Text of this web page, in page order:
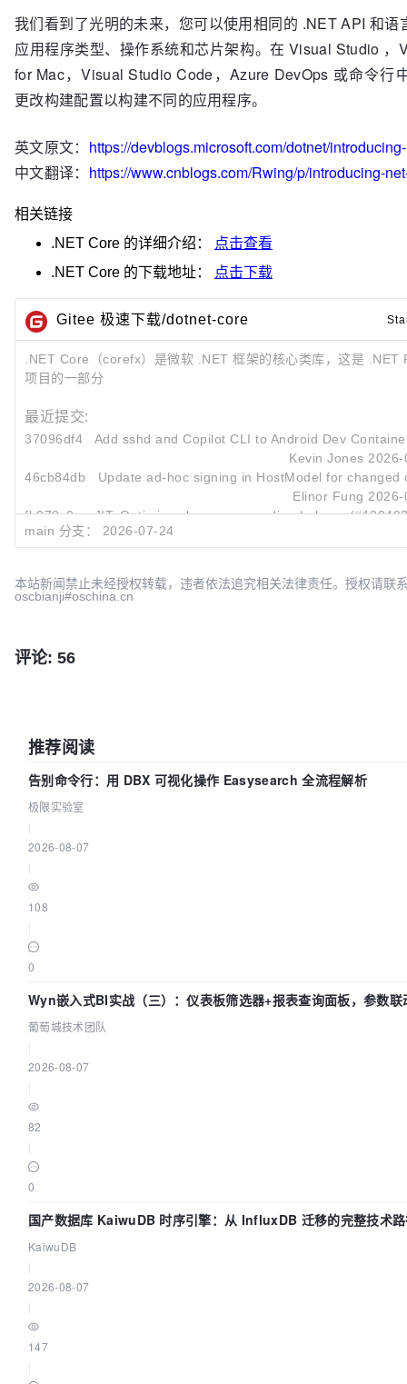
我们看到了光明的未来，您可以使用相同的 .NET API 和语
应用程序类型、操作系统和芯片架构。在 Visual Studio ，
for Mac，Visual Studio Code，Azure DevOps 或命令行
更改构建配置以构建不同的应用程序。
英文原文： https://devblogs.microsoft.com/dotnet/
中文翻译： https://www.cnblogs.com/Rwing/p/introducing-
相关链接
.NET Core 的详细介绍：
点击查看
.NET Core 的下载地址： 点击下载
Gitee 极速下载/dotnet-core
.NET Core（corefx）是微软 .NET 框架的核心类库，这是 .NET
项目的一部分
最近提交:
37096df4
Add sshd and Copilot CLI to Android Dev
Kevin Jones
46cb84db
Update ad-hoc signing in HostModel for changed
Elinor Fung
fb070c0e
JIT: Optimize always suspending helpers
main 分支： 2026-07-24
本站新闻禁止未经授权转载，违者依法追究相关法律责任。授权请联
oscbianji#oschina.cn
评论: 56
推荐阅读
告别命令行：用 DBX 可视化操作 Easysearch 全流程解析
极限实验室
2026-08-07
108
0
Wyn嵌入式BI实战（三）：仪表板筛选器+报表查询面板，参数联
葡萄城技术团队
2026-08-07
82
0
国产数据库 KaiwuDB 时序引擎：从 InfluxDB 迁移的完整技术
KaiwuDB
2026-08-07
147